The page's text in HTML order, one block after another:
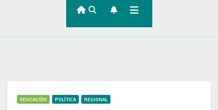
EDUCACIÓN POLÍTICA REGIONAL